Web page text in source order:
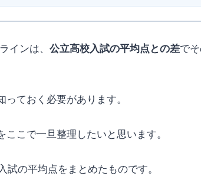
インは、 公立高校入試の平均点との差で
ておく必要があります。
こで一旦整理したいと思います。
の平均点をまとめたものです。